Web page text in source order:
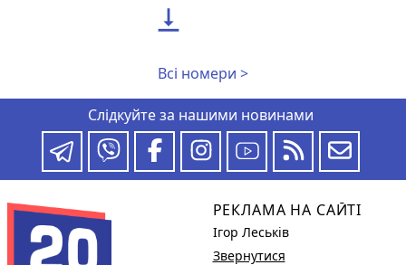

Всі номери >
Слідкуйте за нашими новинами
РЕКЛАМА НА САЙТІ
Ігор Леськів
Звернутися